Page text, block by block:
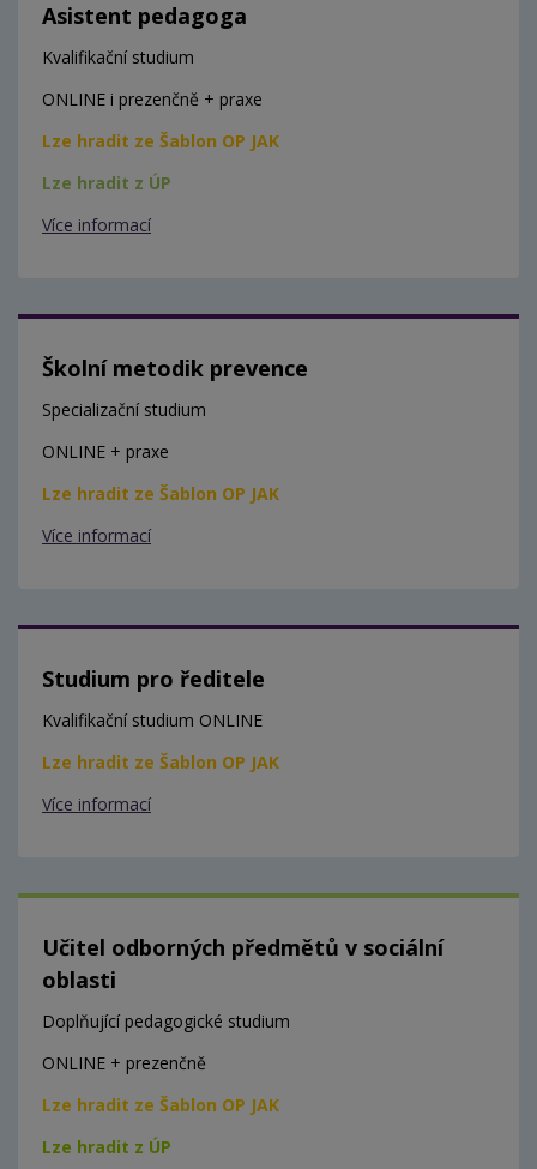
Asistent pedagoga
Kvalifikační studium
ONLINE i prezenčně + praxe
Lze hradit ze Šablon OP JAK
Lze hradit z ÚP
Více informací
Školní metodik prevence
Specializační studium
ONLINE + praxe
Lze hradit ze Šablon OP JAK
Více informací
Studium pro ředitele
Kvalifikační studium ONLINE
Lze hradit ze Šablon OP JAK
Více informací
Učitel odborných předmětů v sociální
oblasti
Doplňující pedagogické studium
ONLINE + prezenčně
Lze hradit ze Šablon OP JAK
Lze hradit z ÚP